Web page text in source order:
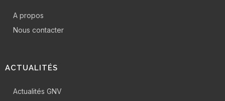
A propos
Nous contacter
ACTUALITÉS
Actualités GNV